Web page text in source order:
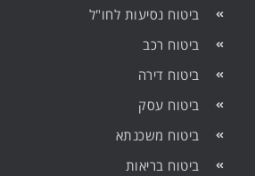
ביטוח נסיעות לחו"ל
ביטוח רכב
ביטוח דירה
ביטוח עסק
ביטוח משכנתא
ביטוח בריאות